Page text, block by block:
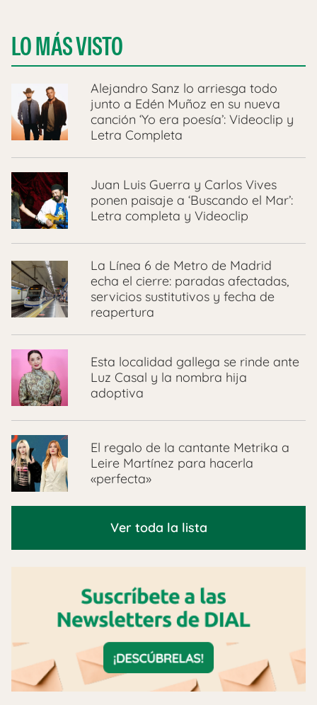
LO MÁS VISTO
Alejandro Sanz lo arriesga todo
junto a Edén Muñoz en su nueva
canción ‘Yo era poesía’: Videoclip y
Letra Completa
Juan Luis Guerra y Carlos Vives
ponen paisaje a ‘Buscando el Mar’:
Letra completa y Videoclip
La Línea 6 de Metro de Madrid
echa el cierre: paradas afectadas,
servicios sustitutivos y fecha de
reapertura
Esta localidad gallega se rinde ante
Luz Casal y la nombra hija
adoptiva
El regalo de la cantante Metrika a
Leire Martínez para hacerla
«perfecta»
Ver toda la lista